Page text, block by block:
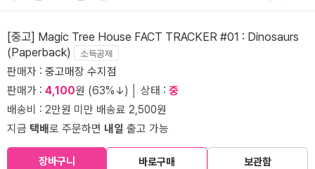
[중고] Magic Tree House FACT TRACKER #01 : Dinosaurs
(Paperback)
소득공제
판매자 : 중고매장 수지점
판매가 : 4,100원 (63%↓) │ 상태 : 중
배송비 : 2만원 미만 배송료 2,500원
지금 택배로 주문하면 내일 출고 가능
장바구니 바로구매 보관함